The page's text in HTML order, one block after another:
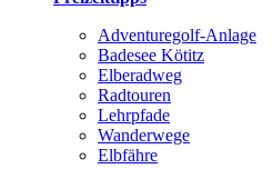
Adventuregolf-Anlage
Badesee Kötitz
Elberadweg
Radtouren
Lehrpfade
Wanderwege
Elbfähre